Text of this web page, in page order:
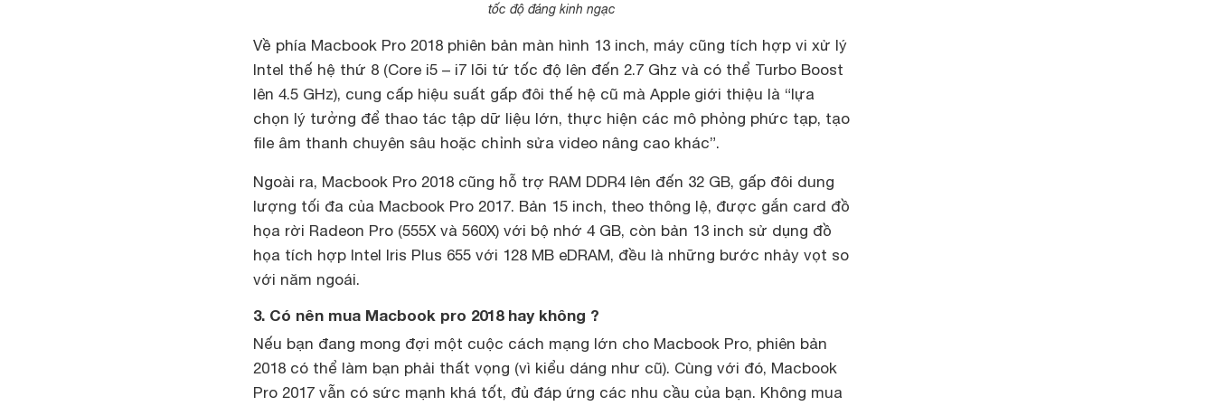
tốc độ đáng kinh ngạc
Về phía Macbook Pro 2018 phiên bản màn hình 13 inch, máy cũng tích hợp vi xử lý
Intel thế hệ thứ 8 (Core i5 – i7 lõi tứ tốc độ lên đến 2.7 Ghz và có thể Turbo Boost
lên 4.5 GHz), cung cấp hiệu suất gấp đôi thế hệ cũ mà Apple giới thiệu là “lựa
chọn lý tưởng để thao tác tập dữ liệu lớn, thực hiện các mô phỏng phức tạp, tạo
file âm thanh chuyên sâu hoặc chỉnh sửa video nâng cao khác”.
Ngoài ra, Macbook Pro 2018 cũng hỗ trợ RAM DDR4 lên đến 32 GB, gấp đôi dung
lượng tối đa của Macbook Pro 2017. Bản 15 inch, theo thông lệ, được gắn card đồ
họa rời Radeon Pro (555X và 560X) với bộ nhớ 4 GB, còn bản 13 inch sử dụng đồ
họa tích hợp Intel Iris Plus 655 với 128 MB eDRAM, đều là những bước nhảy vọt so
với năm ngoái.
3. Có nên mua Macbook pro 2018 hay không ?
Nếu bạn đang mong đợi một cuộc cách mạng lớn cho Macbook Pro, phiên bản
2018 có thể làm bạn phải thất vọng (vì kiểu dáng như cũ). Cùng với đó, Macbook
Pro 2017 vẫn có sức mạnh khá tốt, đủ đáp ứng các nhu cầu của bạn. Không mua